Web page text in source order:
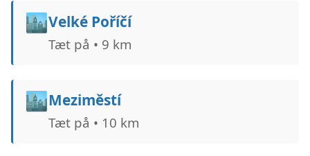
🏙️Velké Poříčí
Tæt på • 9 km
🏙️Meziměstí
Tæt på • 10 km